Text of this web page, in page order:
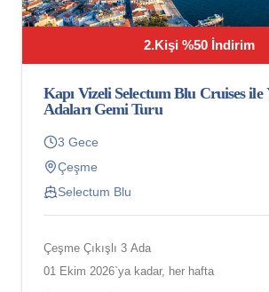
2.Kişi %50 İndirim
Kapı Vizeli Selectum Blu Cruises ile
Adaları Gemi Turu
3 Gece
Çeşme
Selectum Blu
Çeşme Çıkışlı 3 Ada
01 Ekim 2026`ya kadar, her hafta